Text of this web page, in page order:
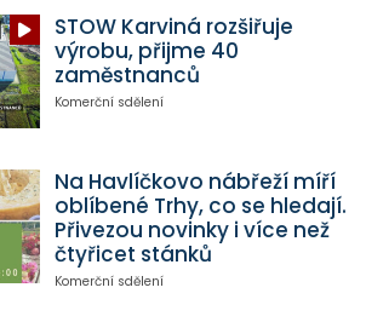
STOW Karviná rozšiřuje
výrobu, přijme 40
zaměstnanců
Komerční sdělení
Na Havlíčkovo nábřeží míří
oblíbené Trhy, co se hledají.
Přivezou novinky i více než
čtyřicet stánků
Komerční sdělení